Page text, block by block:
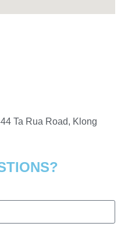
Ta Rua Road, Klong